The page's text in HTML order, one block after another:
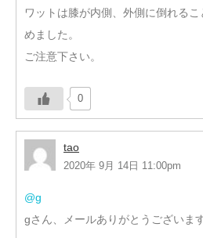
ワットは膝が内側、外側に倒れる
めました。
ご注意下さい。
0
tao
2020年 9月 14日 11:00pm
@g
gさん、メールありがとうございます